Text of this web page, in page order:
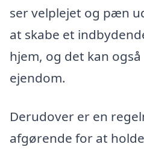
ser velplejet og pæn
at skabe et
hjem, og det kan
ejendom.
Derudover er en
afgørende for at